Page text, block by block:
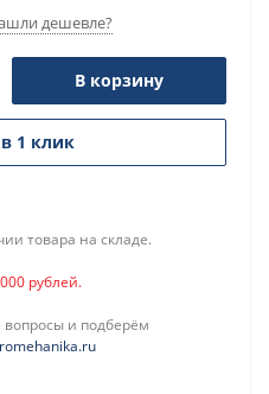
дешевле?
В корзину
1 клик
товара на складе.
рублей.
и подберём